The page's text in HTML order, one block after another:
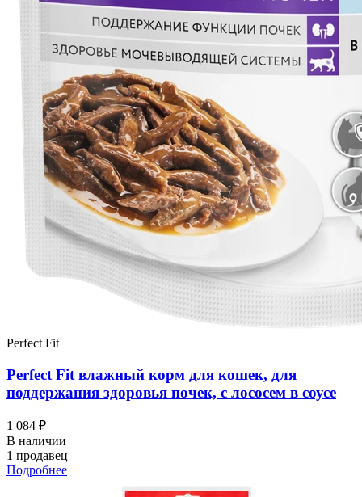
Perfect Fit
Perfect Fit влажный корм для кошек, для
поддержания здоровья почек, с лососем в соусе
1 084 ₽
В наличии
1 продавец
Подробнее